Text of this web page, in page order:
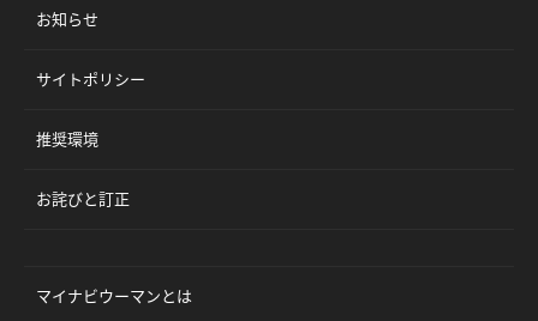
お知らせ
サイトポリシー
推奨環境
お詫びと訂正
マイナビウーマンとは